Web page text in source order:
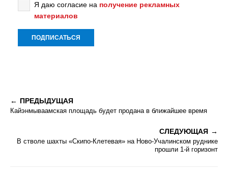
Я даю согласие на получение рекламных
материалов
ПРЕДЫДУЩАЯ
Кайэнмываамская площадь будет продана в ближайшее время
СЛЕДУЮЩАЯ
В стволе шахты «Скипо-Клетевая» на Ново-Учалинском руднике
прошли 1-й горизонт